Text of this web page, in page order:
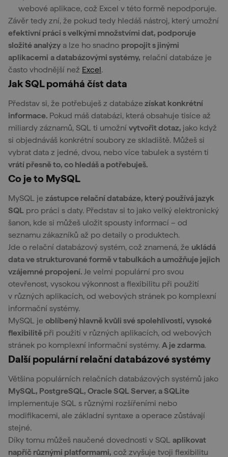
webové aplikace, což Excel v této formě nepodporuje.
Závěr tedy zní, že pokud tedy hledáš nástroj, který umožní
efektivní práci s velkými množstvími dat, podporuje
složité analýzy a lze ho snadno propojit s jinými
aplikacemi a databázovými systémy, relační databáze je
často vhodnější než Excel.
Jak SQL pomáhá číst data
Představ si, že potřebuješ z databáze získat konkrétní
informace. Pokud máš databázi, která obsahuje tisíce až
miliardy záznamů, SQL ti umožní vytvořit dotaz, jako když
si objednáváš konkrétní soubory ze skladiště. Můžeš si
vybrat data z jedné, dvou, nebo více tabulek a systém ti
vrátí přesně to, co hledáš a potřebuješ.
Co je to MySQL
MySQL je zástupce relační databáze, který používá jazyk
SQL pro práci s daty. Představ si to jako velký elektronický
šanon, kde si můžeš uložit spousty informací – od
seznamu zákazníků až po detaily o produktech.
Jde o relační databázový systém, což znamená, že ukládá
data ve strukturované formě v tabulkách a umožňuje jejich
vzájemné propojení. Je velmi populární pro svou
otevřenost, vysokou výkonnost a flexibilitu při použití
v různých aplikacích, od webových stránek po komplexní
informační systémy.
MySQL je oblíbený hlavně kvůli své spolehlivosti, vysoké
flexibilitě při použití v různých aplikacích, od webových
stránek po komplexní informační systémy. A je zdarma.
Další populární relační databázové systémy
Většina populárních relačních databázových systémů jako
MySQL, PostgreSQL, Oracle SQL Server, a SQLite
implementuje SQL s různými rozšířeními nebo
modifikacemi, ale základní syntaxe a operace zůstávají
stejné.
Díky tomu můžeš naučené dovednosti v SQL aplikovat
napříč různými platformami, což zvyšuje tvoji flexibilitu